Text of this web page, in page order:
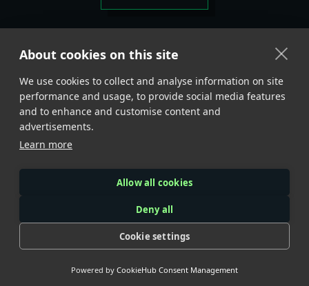
Algemene voorwaarden
Belangrijkeinfo <
COPYRIGHT © 2025 // BTLSUPPS // ALL
About cookies on this site
We use cookies to collect and analyse information on site
performance and usage, to provide social media features
and to enhance and customise content and
advertisements.
Learn more
Allow all cookies
Deny all
Cookie settings
Powered by CookieHub Consent Management